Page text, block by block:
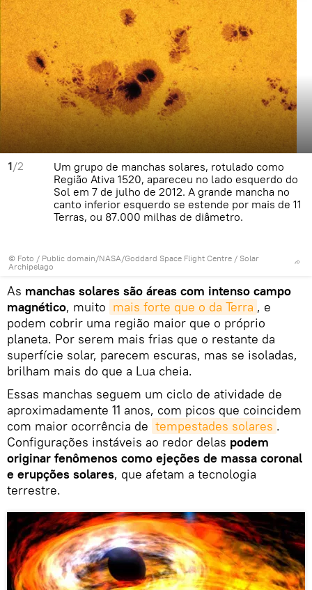
1/2
© Foto / Public domain/NASA/Goddard Space Flight Centre / Solar
Archipelago
Um grupo de manchas solares, rotulado como
Região Ativa 1520, apareceu no lado esquerdo do
Sol em 7 de julho de 2012. A grande mancha no
canto inferior esquerdo se estende por mais de 11
Terras, ou 87.000 milhas de diâmetro.
As manchas solares são áreas com intenso campo
magnético, muito mais forte que o da Terra , e
podem cobrir uma região maior que o próprio
planeta. Por serem mais frias que o restante da
superfície solar, parecem escuras, mas se isoladas,
brilham mais do que a Lua cheia.
Essas manchas seguem um ciclo de atividade de
aproximadamente 11 anos, com picos que coincidem
com maior ocorrência de tempestades solares .
Configurações instáveis ao redor delas podem
originar fenômenos como ejeções de massa coronal
e erupções solares, que afetam a tecnologia
terrestre.